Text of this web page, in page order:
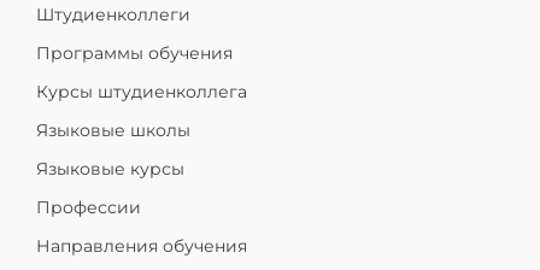
Штудиенколлеги
Программы обучения
Курсы штудиенколлега
Языковые школы
Языковые курсы
Профессии
Направления обучения